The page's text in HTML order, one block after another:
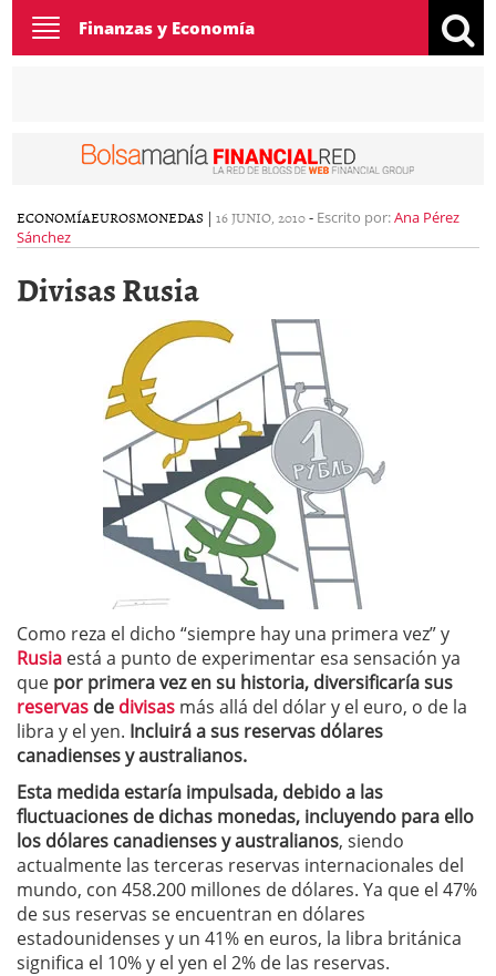
Toggle
navigation
Finanzas y Economía
ECONOMÍAEUROSMONEDAS | 16 JUNIO, 2010- Escrito por:Ana Pérez
Sánchez
Divisas Rusia
Como reza el dicho “siempre hay una primera vez” y
Rusia está a punto de experimentar esa sensación ya
que por primera vez en su historia, diversificaría sus
reservas de divisas más allá del dólar y el euro, o de la
libra y el yen. Incluirá a sus reservas dólares
canadienses y australianos.
Esta medida estaría impulsada, debido a las
fluctuaciones de dichas monedas, incluyendo para ello
los dólares canadienses y australianos, siendo
actualmente las terceras reservas internacionales del
mundo, con 458.200 millones de dólares. Ya que el 47%
de sus reservas se encuentran en dólares
estadounidenses y un 41% en euros, la libra británica
significa el 10% y el yen el 2% de las reservas.